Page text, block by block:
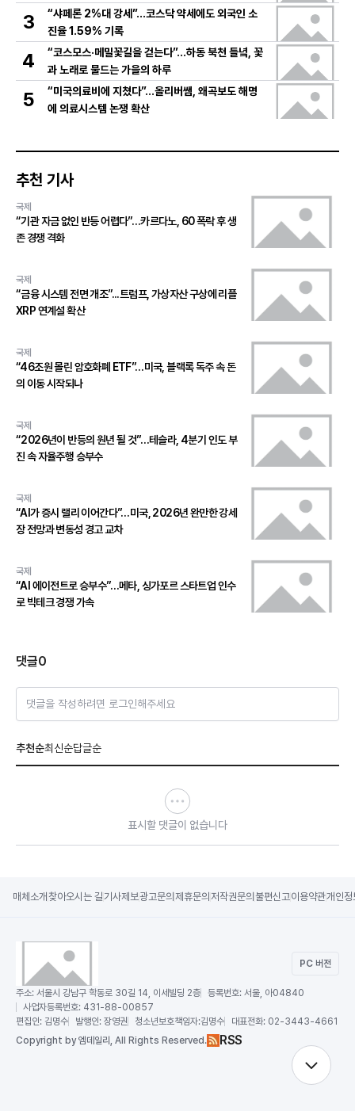
3
“샤페론 2%대 강세”…코스닥 약세에도 외국인 소
진율 1.59% 기록
4
“코스모스·메밀꽃길을 걷는다”…하동 북천 들녘, 꽃
과 노래로 물드는 가을의 하루
5
“미국의료비에 지쳤다”…올리버쌤, 왜곡보도 해명
에 의료시스템 논쟁 확산
추천 기사
국제
“기관 자금 없인 반등 어렵다”…카르다노, 60 폭락 후 생
존 경쟁 격화
국제
“금융 시스템 전면 개조”...트럼프, 가상자산 구상에 리플
XRP 연계설 확산
국제
“46조원 몰린 암호화폐 ETF”…미국, 블랙록 독주 속 돈
의 이동 시작되나
국제
“2026년이 반등의 원년 될 것”…테슬라, 4분기 인도 부
진 속 자율주행 승부수
국제
“AI가 증시 랠리 이어간다”…미국, 2026년 완만한 강세
장 전망과 변동성 경고 교차
국제
“AI 에이전트로 승부수”…메타, 싱가포르 스타트업 인수
로 빅테크 경쟁 가속
댓글0
댓글을 작성하려면 로그인해주세요
추천순최신순답글순
표시할 댓글이 없습니다
매체소개 찾아오시는 길기사제보광고문의 제휴문의 저작권문의 불편신고이용약관개인정
PC 버전
주소: 서울시 강남구 학동로 30길 14, 이세빌딩 2층 등록번호: 서울, 아04840
사업자등록번호: 431-88-00857
편집인: 김명수 발행인: 장영권 청소년보호책임자:김명수 대표전화: 02-3443-4661
Copyright by 엠데일리, All Rights Reserved. RSS